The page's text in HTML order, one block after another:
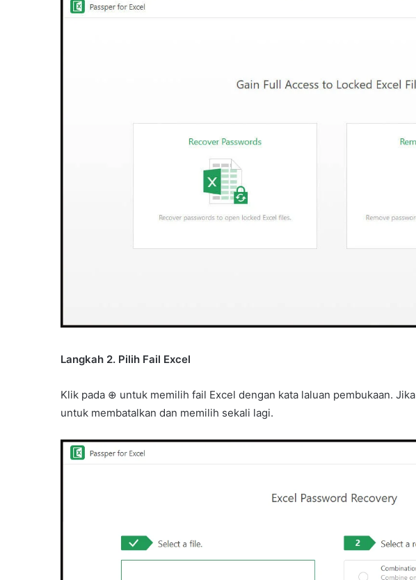
Langkah 2. Pilih Fail Excel
Klik pada ⊕ untuk memilih fail Excel dengan kata laluan pembukaan.
untuk membatalkan dan memilih sekali lagi.